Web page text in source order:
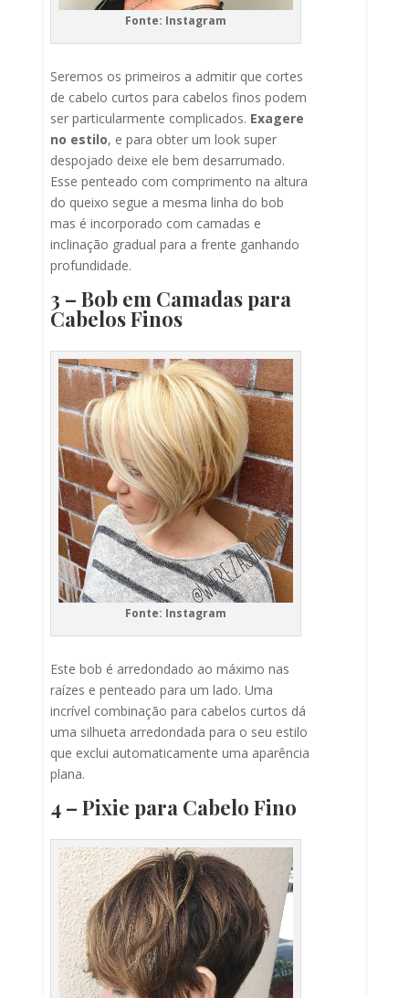
Fonte: Instagram
Seremos os primeiros a admitir que cortes
de cabelo curtos para cabelos finos podem
ser particularmente complicados. Exagere
no estilo, e para obter um look super
despojado deixe ele bem desarrumado.
Esse penteado com comprimento na altura
do queixo segue a mesma linha do bob
mas é incorporado com camadas e
inclinação gradual para a frente ganhando
profundidade.
3 – Bob em Camadas para
Cabelos Finos
Fonte: Instagram
Este bob é arredondado ao máximo nas
raízes e penteado para um lado. Uma
incrível combinação para cabelos curtos dá
uma silhueta arredondada para o seu estilo
que exclui automaticamente uma aparência
plana.
4 – Pixie para Cabelo Fino